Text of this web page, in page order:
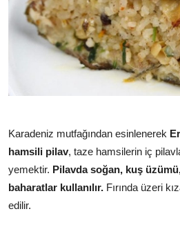
Karadeniz mutfağından esinlenerek
hamsili pilav, taze hamsilerin iç
yemektir. Pilavda soğan, kuş
baharatlar kullanılır. Fırında üzeri
edilir.